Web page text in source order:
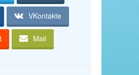
VKontakte
Mail